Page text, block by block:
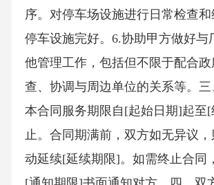
序。对停车场设施进行日常检查
停车设施完好。6.协助甲方做好与
他管理工作，包括但不限于配合
查、协调与周边单位的关系等。三
本合同服务期限自[起始日期]起至
止。合同期满前，双方如无异议，
动延续[延续期限]。如需终止合同